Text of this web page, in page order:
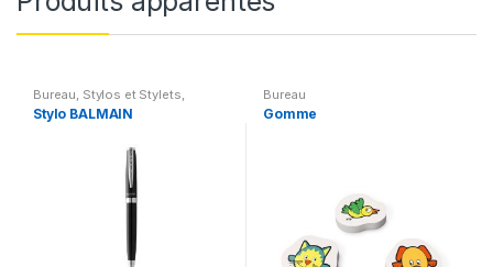
Bureau Stylos et Stylets
Cadeaux de Marques
Stylo BALMAIN
Bureau
Gomme